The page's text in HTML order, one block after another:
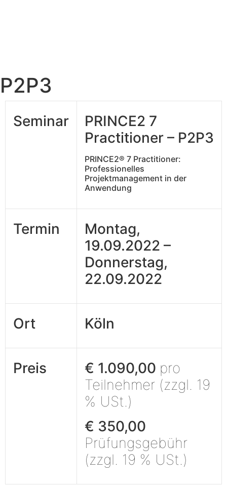
P2P3
Seminar
PRINCE2 7
Practitioner – P2P3
PRINCE2® 7 Practitioner:
Professionelles
Projektmanagement in der
Anwendung
Termin
Montag,
19.09.2022 –
Donnerstag,
22.09.2022
Ort Köln
Preis € 1.090,00 pro
Teilnehmer (zzgl. 19
% USt.)
€ 350,00
Prüfungsgebühr
(zzgl. 19 % USt.)